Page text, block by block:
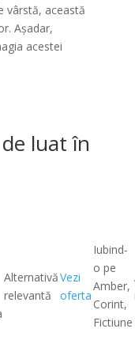
vârstă, această
Așadar,
acestei
luat în
Alternativă
relevantă
Vezi
oferta
Iubind-
o pe
Amber,
Corint,
Fictiune